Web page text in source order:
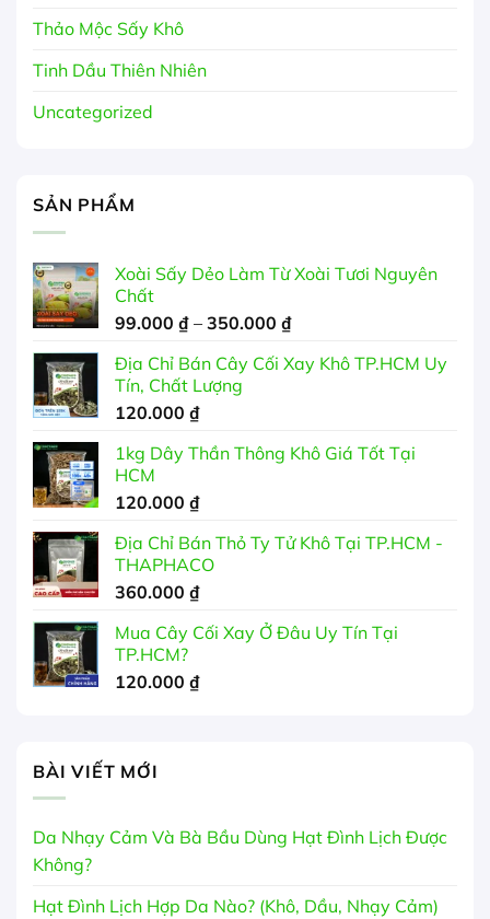
Thảo Mộc Sấy Khô
Tinh Dầu Thiên Nhiên
Uncategorized
SẢN PHẨM
Xoài Sấy Dẻo Làm Từ Xoài Tươi Nguyên
Chất
99.000 ₫ – 350.000 ₫Khoảng
từ
Địa Chỉ Bán Cây Cối Xay Khô TP.HCM Uy
Tín, Chất Lượng
120.000 ₫
1kg Dây Thần Thông Khô Giá Tốt Tại
HCM
120.000 ₫
Địa Chỉ Bán Thỏ Ty Tử Khô Tại TP.HCM -
THAPHACO
360.000 ₫
Mua Cây Cối Xay Ở Đâu Uy Tín Tại
TP.HCM?
120.000 ₫
BÀI VIẾT MỚI
Da Nhạy Cảm Và Bà Bầu Dùng Hạt Đình Lịch Được
Không?
Hạt Đình Lịch Hợp Da Nào? (Khô, Dầu, Nhạy Cảm)